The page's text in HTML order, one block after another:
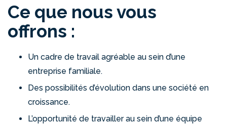
Ce que nous vous
offrons :
Un cadre de travail agréable au sein d’une
entreprise familiale.
Des possibilités d’évolution dans une société en
croissance.
L’opportunité de travailler au sein d’une équipe